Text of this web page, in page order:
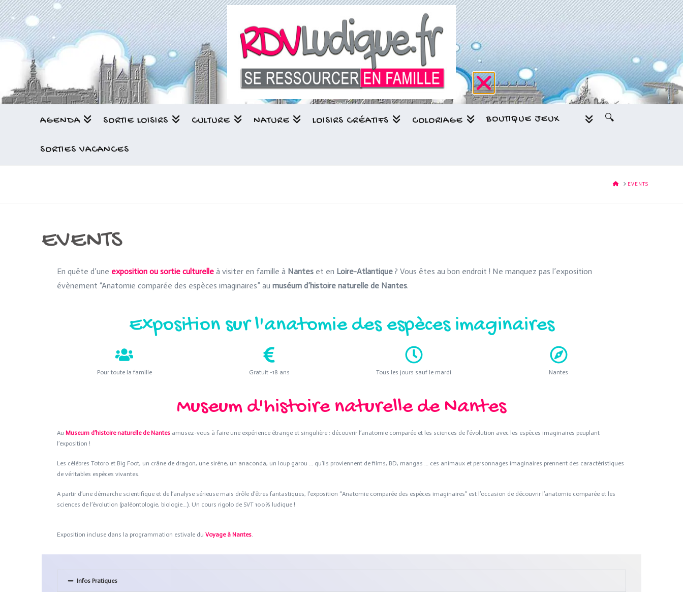
AGENDA SORTIE LOISIRS CULTURE NATURE LOISIRS CRÉATIFS COLORIAGE BOUTIQUE JEUX 🔍
SORTIES VACANCES
HOMEEVENTS
EVENTS
En quête d’une exposition ou sortie culturelle à visiter en famille à Nantes et en Loire-Atlantique ? Vous êtes au bon endroit ! Ne manquez pas l’exposition
évènement “Anatomie comparée des espèces imaginaires” au muséum d’histoire naturelle de Nantes.
Exposition sur l'anatomie des espèces imaginaires
Pour toute la famille Gratuit -18 ans Tous les jours sauf le mardi Nantes
Museum d'histoire naturelle de Nantes
Au Museum d’histoire naturelle de Nantes amusez-vous à faire une expérience étrange et singulière : découvrir l’anatomie comparée et les sciences de l’évolution avec les espèces imaginaires peuplant
l’exposition !
Les célèbres Totoro et Big Foot, un crâne de dragon, une sirène, un anaconda, un loup garou … qu’ils proviennent de films, BD, mangas … ces animaux et personnages imaginaires prennent des caractéristiques
de véritables espèces vivantes.
A partir d’une démarche scientifique et de l’analyse sérieuse mais drôle d’êtres fantastiques, l’exposition “Anatomie comparée des espèces imaginaires” est l’occasion de découvrir l’anatomie comparée et les
sciences de l’évolution (paléontologie, biologie…). Un cours rigolo de SVT 100% ludique !
Exposition incluse dans la programmation estivale du Voyage à Nantes.
Infos Pratiques